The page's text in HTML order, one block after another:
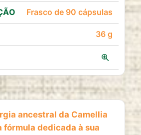
Frasco de 90 cápsulas
36 g
Ver
ancestral da Camellia
fórmula dedicada à sua
os visitantes utilizam o nosso